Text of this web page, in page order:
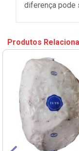
diferença pode
Produtos